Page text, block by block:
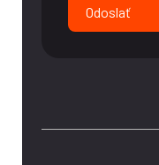
Odoslať